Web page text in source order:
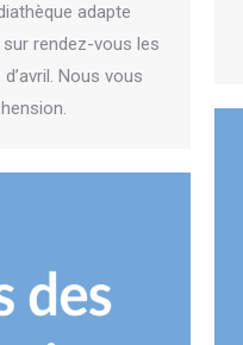
adapte
rendez-vous les
Nous vous